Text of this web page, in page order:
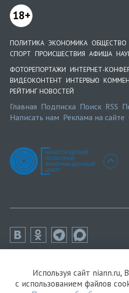
18+
ПОЛИТИКА ЭКОНОМИКА ОБЩЕСТВО
СПОРТ ПРОИСШЕСТВИЯ АФИША
ФОТОРЕПОРТАЖИ ИНТЕРНЕТ-
ВИДЕОКОНТЕНТ ИНТЕРВЬЮ
РЕЙТИНГ НОВОСТЕЙ
Главная Подписка Поиск RSS
Написать нам Реклама на сайте
Используя сайт niann.ru,
с использованием файлов